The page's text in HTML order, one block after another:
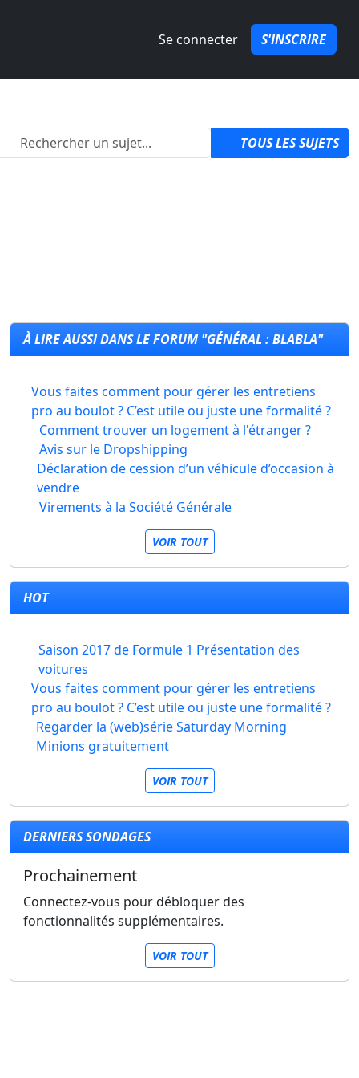
Se connecter S'INSCRIRE
2 TOUS LES SUJETS
À LIRE AUSSI DANS LE FORUM "GÉNÉRAL : BLABLA"
Vous faites comment pour gérer les entretiens
pro au boulot ? C’est utile ou juste une formalité ?
Comment trouver un logement à l'étranger ?
Avis sur le Dropshipping
Déclaration de cession d’un véhicule d’occasion à
vendre
Virements à la Société Générale
VOIR TOUT
HOT
Saison 2017 de Formule 1 Présentation des
voitures
Vous faites comment pour gérer les entretiens
pro au boulot ? C’est utile ou juste une formalité ?
Regarder la (web)série Saturday Morning
Minions gratuitement
VOIR TOUT
DERNIERS SONDAGES
Prochainement
Connectez-vous pour débloquer des
fonctionnalités supplémentaires.
VOIR TOUT